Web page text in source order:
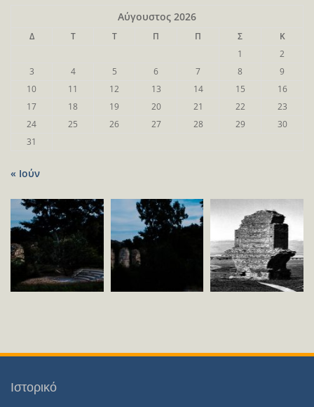
Αύγουστος 2026
Δ Τ Τ Π Π Σ
Κ
1
2
3
4 5 6 7 8
9
10
11 12 13 14 15
16
17
18 19 20 21 22
23
24
25 26 27 28 29
30
31
« Ιούν
Ιστορικό